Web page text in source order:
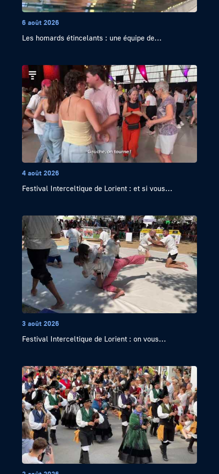
6 août 2026
Les homards étincelants : une équipe de...
4 août 2026
Festival Interceltique de Lorient : et si vous...
3 août 2026
Festival Interceltique de Lorient : on vous...